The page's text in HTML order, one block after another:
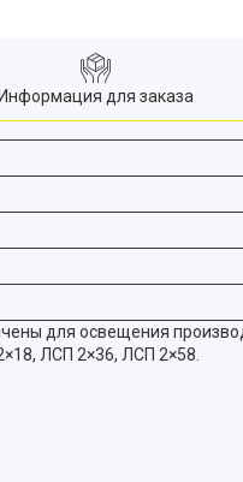
Информация для заказа
для освещения
ЛСП 2×36, ЛСП 2×58.